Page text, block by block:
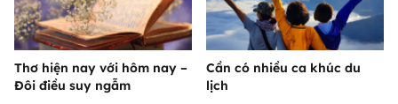
Thơ hiện nay với hôm nay –
Đôi điều suy ngẫm
Cần có nhiều ca khúc du
lịch